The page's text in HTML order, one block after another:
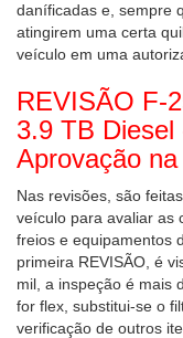
daníficadas e, sempre
atingirem uma certa
veículo em uma
REVISÃO F-
3.9 TB
Aprovação
Nas revisões, são
veículo para avaliar as
freios e equipamentos
primeira REVISÃO, é
mil, a inspeção é mais
for flex, substitui-se o
verificação de outros